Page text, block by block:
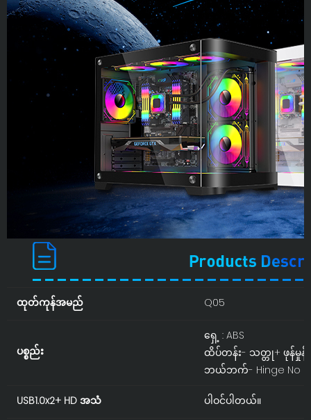
ထုတ်ကုန်အမည် Q05
ပစ္စည်း
ရှေ့ : ABS
ထိပ်တန်း- သတ္တု+ ဖုန်မှု
ဘယ်ဘက်- Hinge No
USB1.0x2+ HD အသံ ပါဝင်ပါတယ်။